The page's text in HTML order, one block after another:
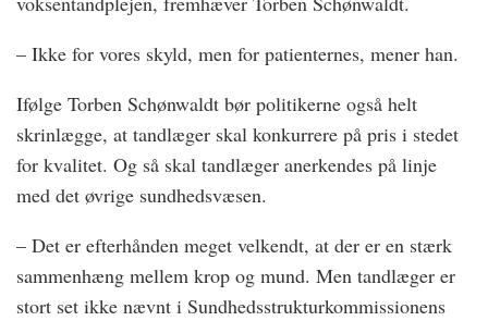
– Ikke for vores skyld, men for patienternes, mener han.
Ifølge Torben Schønwaldt bør politikerne også helt
skrinlægge, at tandlæger skal konkurrere på pris i stedet
for kvalitet. Og så skal tandlæger anerkendes på linje
med det øvrige sundhedsvæsen.
– Det er efterhånden meget velkendt, at der er en stærk
sammenhæng mellem krop og mund. Men tandlæger er
stort set ikke nævnt i Sundhedsstrukturkommissionens